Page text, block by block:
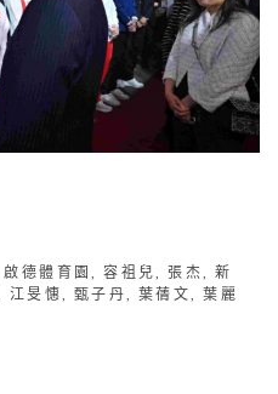
,啟德體育園 ,容祖兒 ,張杰
新
,江旻憓 ,甄子丹 ,葉蒨文 ,葉麗